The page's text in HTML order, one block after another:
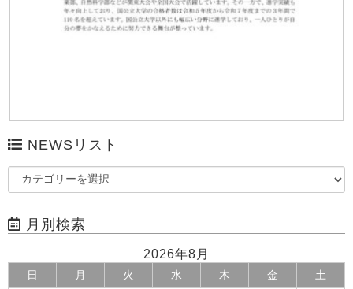
NEWSリスト
月別検索
2026年8月
日 月 火 水 木 金 土